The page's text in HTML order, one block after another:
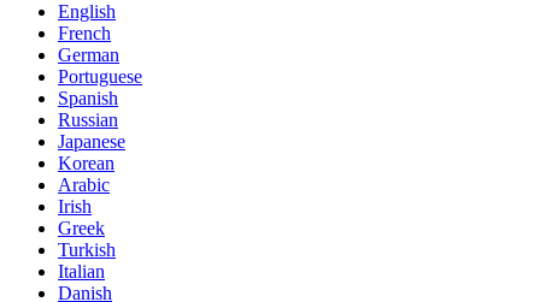
English
French
German
Portuguese
Spanish
Russian
Japanese
Korean
Arabic
Irish
Greek
Turkish
Italian
Danish